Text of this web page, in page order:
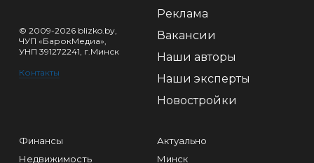
© 2009-2026 blizko.by,
ЧУП «БарокМедиа»,
УНП 391272241, г.Минск
Контакты
Реклама
Вакансии
Наши авторы
Наши эксперты
Новостройки
Финансы
Недвижимость
Актуально
Минск